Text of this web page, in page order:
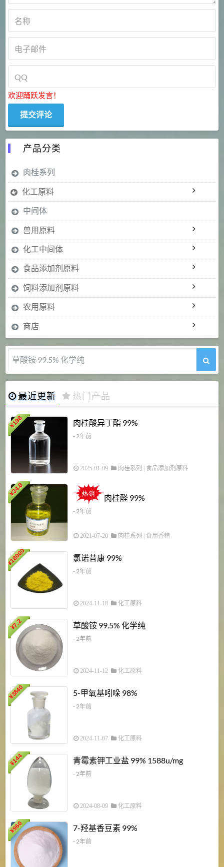
欢迎踊跃发言！
产品分类
肉桂系列
化工原料
中间体
兽用原料
化工中间体
食品添加剂原料
饲料添加剂原料
农用原料
商店
5-甲氧基吲哚 98%
最近更新 热门产品
¥
198 肉桂酸异丁酯 99%
- 2年前
2025-01-09 肉桂系列 食品添加剂原料
¥
34.8
肉桂醛 99%
- 2年前
2021-07-20 肉桂系列 食用香精
¥
18000 氯诺昔康 99%
- 2年前
2024-11-18 化工原料
¥
7.2 草酸铵 99.5% 化学纯
- 2年前
2024-11-12 化工原料
¥
3840 5-甲氧基吲哚 98%
- 2年前
2024-11-07 化工原料
¥
144 青霉素钾工业盐 99% 1588u/mg
- 2年前
2024-08-09 化工原料
¥
960 7-羟基香豆素 99%
- 2年前